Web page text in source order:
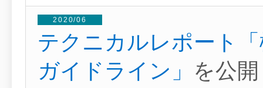
2020/06
テクニカルレポート
ガイドライン」 を公